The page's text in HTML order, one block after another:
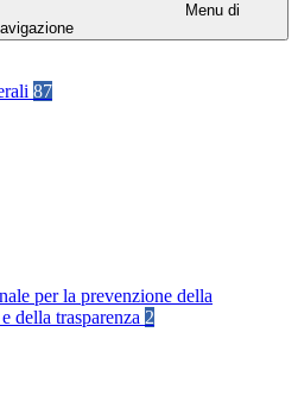
Menu di
87
per la prevenzione della
della trasparenza 2